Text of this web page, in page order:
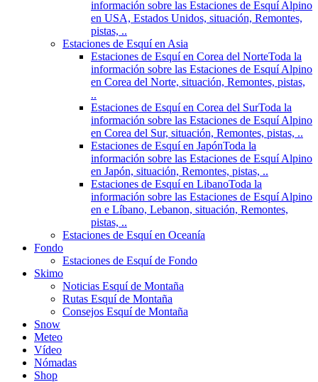
información sobre las Estaciones de Esquí Alpino
en USA, Estados Unidos, situación, Remontes,
pistas, ..
Estaciones de Esquí en Asia
Estaciones de Esquí en Corea del NorteToda la
información sobre las Estaciones de Esquí Alpino
en Corea del Norte, situación, Remontes, pistas,
..
Estaciones de Esquí en Corea del SurToda la
información sobre las Estaciones de Esquí Alpino
en Corea del Sur, situación, Remontes, pistas, ..
Estaciones de Esquí en JapónToda la
información sobre las Estaciones de Esquí Alpino
en Japón, situación, Remontes, pistas, ..
Estaciones de Esquí en LibanoToda la
información sobre las Estaciones de Esquí Alpino
en e Líbano, Lebanon, situación, Remontes,
pistas, ..
Estaciones de Esquí en Oceanía
Fondo
Estaciones de Esquí de Fondo
Skimo
Noticias Esquí de Montaña
Rutas Esquí de Montaña
Consejos Esquí de Montaña
Snow
Meteo
Vídeo
Nómadas
Shop